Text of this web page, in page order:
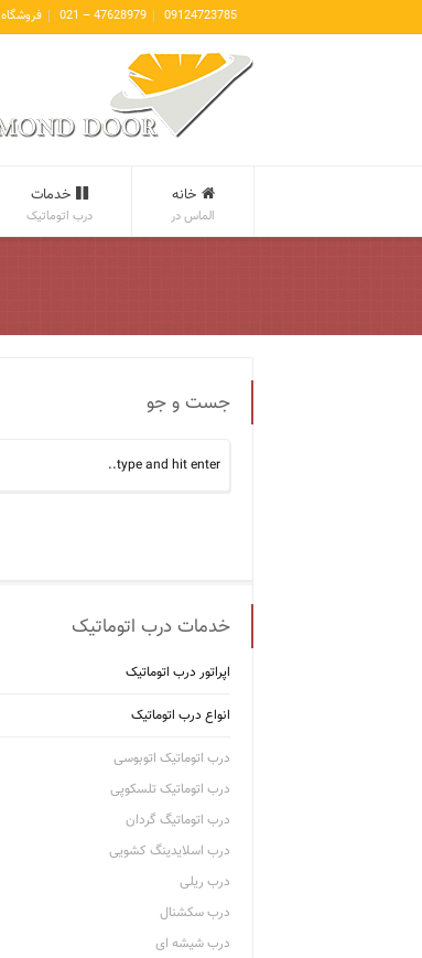
09124723785
47628979 – 021 فروشگاه
خانه
الماس در
خدمات
درب اتوماتیک
جست و جو
خدمات درب اتوماتیک
اپراتور درب اتوماتیک
انواع درب اتوماتیک
درب اتوماتیک اتوبوسی
درب اتوماتیک تلسکوپی
درب اتوماتیگ گردان
درب اسلایدینگ کشویی
درب ریلی
درب سکشنال
درب شیشه ای